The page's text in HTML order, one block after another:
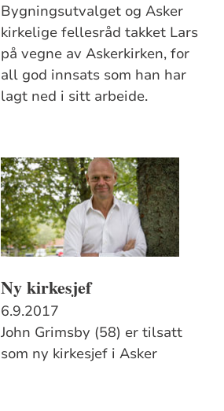
Bygningsutvalget og Asker
kirkelige fellesråd takket Lars
på vegne av Askerkirken, for
all god innsats som han har
lagt ned i sitt arbeide.
Ny kirkesjef
6.9.2017
John Grimsby (58) er tilsatt
som ny kirkesjef i Asker